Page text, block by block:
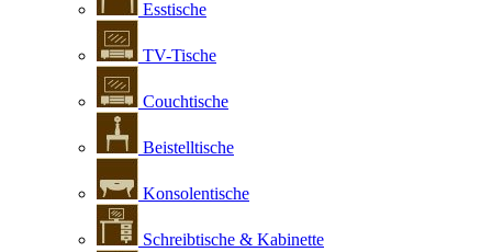
Esstische
TV-Tische
Couchtische
Beistelltische
Konsolentische
Schreibtische & Kabinette